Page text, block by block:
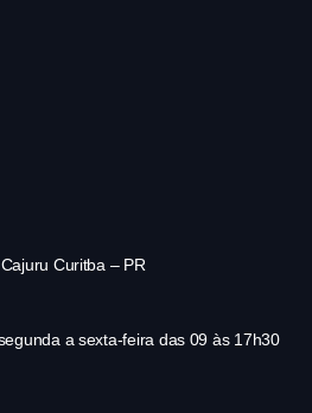
Curitba – PR
a sexta-feira das 09 às 17h30